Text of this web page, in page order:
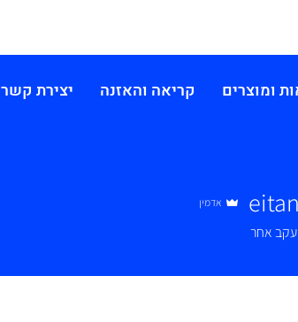
ומוצרים קריאה והאזנה יצירת קשר
אדמין
אחר